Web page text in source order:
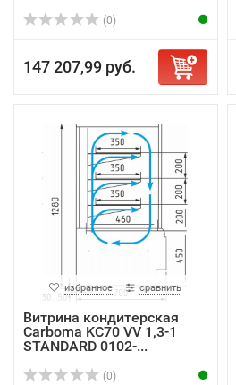
(0)
147 207,99 руб.
избранное сравнить
Витрина кондитерская
Carboma KC70 VV 1,3-1
STANDARD 0102-...
(0)